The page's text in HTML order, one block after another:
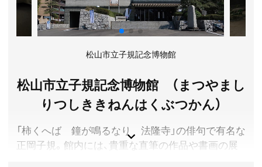
アクセス／本州側から:瀬戸内しまなみ海道 大島北ICよ
り車で約15分 。四国側から:大島南ICより車で約10分。
所在地／愛媛県今治市吉海町南浦487-4
お問い合わせ／0897-84-2111(今治市役所吉海支所)
松山市立子規記念博物館
松山市立子規記念博物館 （まつやまし
りつしききねんはくぶつかん）
「柿くへば 鐘が鳴るなり 法隆寺」の俳句で有名な
正岡子規。館内には、貴重な直筆の作品や書画の展